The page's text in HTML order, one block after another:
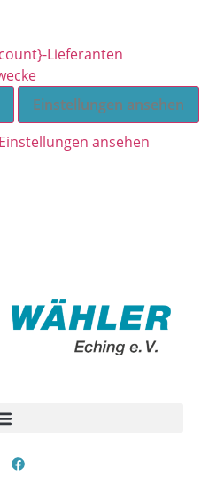
Lieferanten
Einstellungen ansehen
Einstellungen ansehen